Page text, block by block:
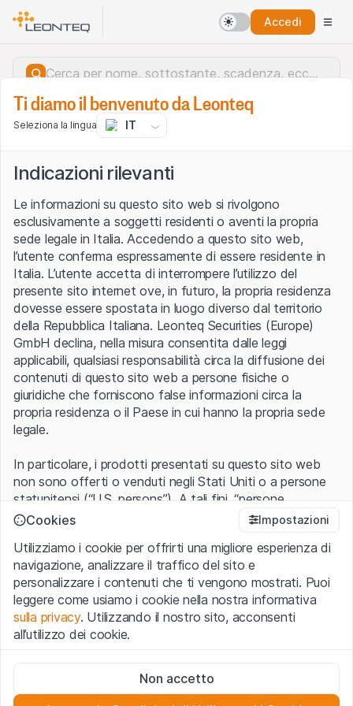
Accedi
Errore del server.
Ti diamo il benvenuto da Leonteq
Seleziona la lingua IT
Indicazioni rilevanti
Le informazioni su questo sito web si rivolgono
esclusivamente a soggetti residenti o aventi la propria
sede legale in Italia. Accedendo a questo sito web,
l’utente conferma espressamente di essere residente in
Italia. L’utente accetta di interrompere l’utilizzo del
presente sito internet ove, in futuro, la propria residenza
dovesse essere spostata in luogo diverso dal territorio
della Repubblica Italiana. Leonteq Securities (Europe)
GmbH declina, nella misura consentita dalle leggi
applicabili, qualsiasi responsabilità circa la diffusione dei
contenuti di questo sito web a persone fisiche o
giuridiche che forniscono false informazioni circa la
propria residenza o il Paese in cui hanno la propria sede
legale.
In particolare, i prodotti presentati su questo sito web
non sono offerti o venduti negli Stati Uniti o a persone
statunitensi (“U.S. persons”). A tali fini, “persone
statunitensi” vanno intese nel significato ad esse ascritto
1933 che include le persone residenti negli Stati Uniti
d’America, le società per azioni e le altre forme societarie
americane.
Condizioni di utilizzo e informazioni legali
Con l’accesso al sito web (di seguito, il “Sito”) si dichiara
avvertenze importanti e le condizioni di utilizzo ivi rese
Cookies Impostazioni
Utilizziamo i cookie per offrirti una migliore esperienza di
navigazione, analizzare il traffico del sito e
personalizzare i contenuti che ti vengono mostrati. Puoi
leggere come usiamo i cookie nella nostra informativa
sulla privacy. Utilizzando il nostro sito, acconsenti
all’utilizzo dei cookie.
Questi cookie sono necessari per il funzionamento del sito
web e non possono essere disattivati.
Non accetto